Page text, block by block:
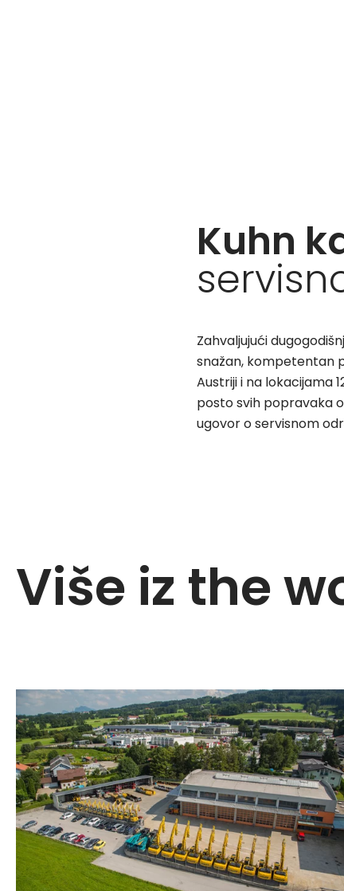
Kuhn
Zahvaljujući
snažan, kompetentan
Austriji i na lokacijama
posto svih popravaka
ugovor o servisnom
Više iz the